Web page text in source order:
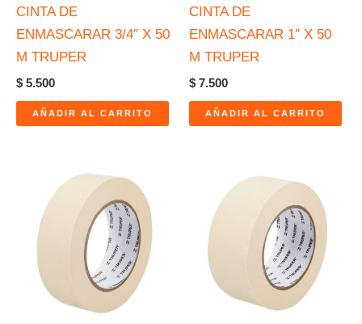
CINTA DE
ENMASCARAR 3/4″ X 50
M TRUPER
$ 5.500
AÑADIR AL CARRITO
CINTA DE
ENMASCARAR 1″ X 50
M TRUPER
$ 7.500
AÑADIR AL CARRITO